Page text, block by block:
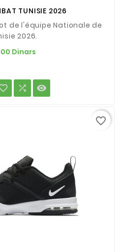
TUNISIE 2026
de l'équipe Nationale de
2026.
Dinars
 
favorite_border